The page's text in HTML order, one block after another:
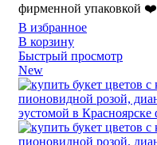
фирменной упаковкой ❤️
В избранное
В корзину
Быстрый просмотр
New